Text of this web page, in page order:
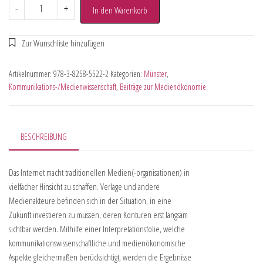
- + In den Warenkorb
Artikelnummer: 978-3-8258-5522-2 Kategorien: Münster,
Kommunikations-/Medienwissenschaft, Beiträge zur Medienökonomie
BESCHREIBUNG
Das Internet macht traditionellen Medien(-organisationen) in
vielfacher Hinsicht zu schaffen. Verlage und andere
Medienakteure befinden sich in der Situation, in eine
Zukunft investieren zu müssen, deren Konturen erst langsam
sichtbar werden. Mithilfe einer Interpretationsfolie, welche
kommunikationswissenschaftliche und medienökonomische
Aspekte gleichermaßen berücksichtigt, werden die Ergebnisse